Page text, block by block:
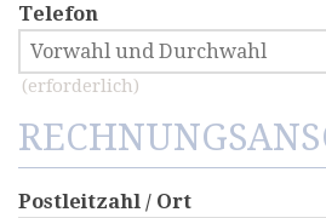
Telefon
(erforderlich)
Postleitzahl / Ort